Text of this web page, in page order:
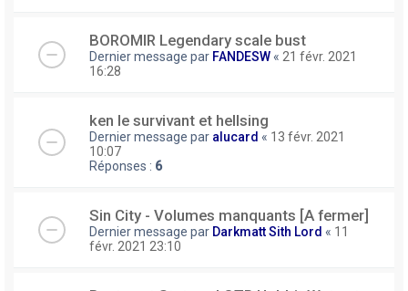
BOROMIR Legendary scale bust
Dernier message par FANDESW « 21 févr. 2021
16:28
ken le survivant et hellsing
Dernier message par alucard « 13 févr. 2021
10:07
Réponses : 6
Sin City - Volumes manquants [A fermer]
Dernier message par Darkmatt Sith Lord « 11
févr. 2021 23:10